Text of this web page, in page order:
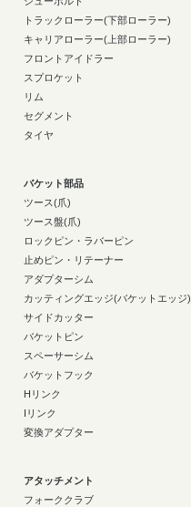
トラックローラー(下部ローラー)
キャリアローラー(上部ローラー)
フロントアイドラー
スプロケット
リム
セグメント
タイヤ
バケット部品
ツース(爪)
ツース盤(爪)
ロックピン・ラバーピン
止めピン・リテーナー
アダプターシム
カッティングエッジ(バケットエッジ)
サイドカッター
バケットピン
スペーサーシム
バケットフック
Hリンク
Iリンク
変換アダプター
アタッチメント
フォーククラブ